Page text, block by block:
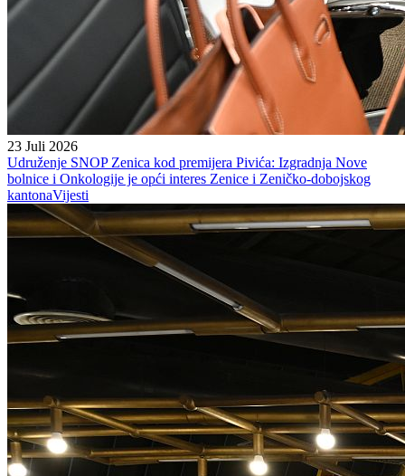
23 Juli 2026
Udruženje SNOP Zenica kod premijera Pivića: Izgradnja Nove
bolnice i Onkologije je opći interes Zenice i Zeničko-dobojskog
kantonaVijesti